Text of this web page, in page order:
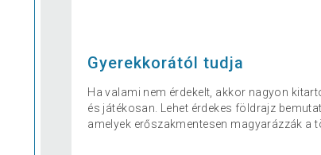
Gyerekkorától tudja
Ha valami nem érdekelt, akkor nagyon
és játékosan. Lehet érdekes földrajz
amelyek erőszakmentesen magyarázzák a